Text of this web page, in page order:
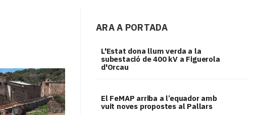
ARA A PORTADA
L'Estat dona llum verda a la
subestació de 400 kV a Figuerola
d'Orcau
El FeMAP arriba a l’equador amb
vuit noves propostes al Pallars